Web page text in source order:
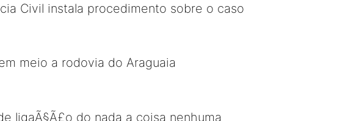
Civil instala procedimento sobre o caso
meio a rodovia do Araguaia
ligaÃ§Ã£o do nada a coisa nenhuma